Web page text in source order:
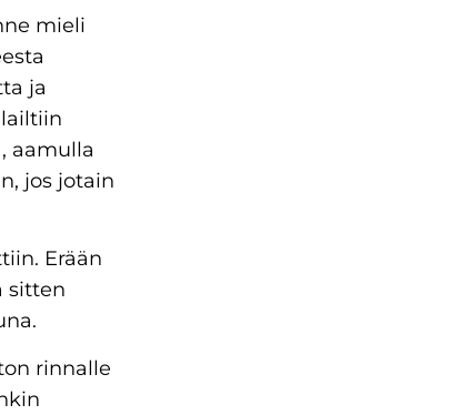
mieli
ja
aamulla
jos jotain
Erään
sitten
rinnalle